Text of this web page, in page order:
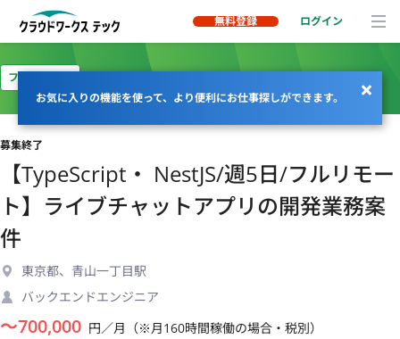
無料登録 ログイン
お気に入りの機能を使って、より便利にお仕事探しができます。
フルリモート
募集終了
【TypeScript・ NestJS/週5日/フルリモー
ト】ライブチャットアプリの開発業務案
件
東京都、青山一丁目駅
バックエンドエンジニア
〜700,000 円／月（※月160時間稼働の場合・税別）